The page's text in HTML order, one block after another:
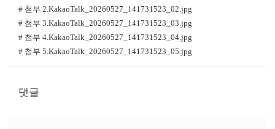
# 첨부 2.KakaoTalk_20260527_141731523_02.jpg
# 첨부 3.KakaoTalk_20260527_141731523_03.jpg
# 첨부 4.KakaoTalk_20260527_141731523_04.jpg
# 첨부 5.KakaoTalk_20260527_141731523_05.jpg
댓글